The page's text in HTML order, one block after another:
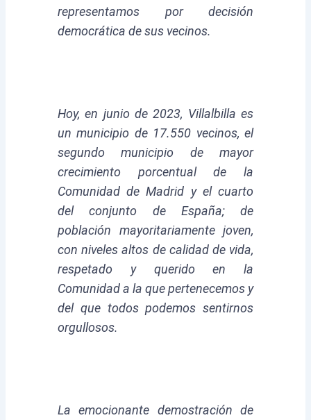
representamos por decisión
democrática de sus vecinos.
Hoy, en junio de 2023, Villalbilla es
un municipio de 17.550 vecinos, el
segundo municipio de mayor
crecimiento porcentual de la
Comunidad de Madrid y el cuarto
del conjunto de España; de
población mayoritariamente joven,
con niveles altos de calidad de vida,
respetado y querido en la
Comunidad a la que pertenecemos y
del que todos podemos sentirnos
orgullosos.
La emocionante demostración de